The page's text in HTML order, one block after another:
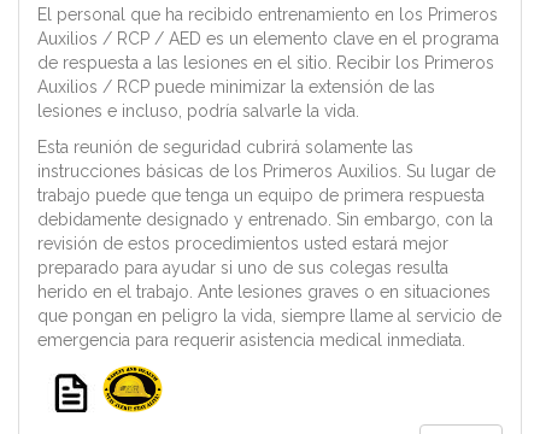
El personal que ha recibido entrenamiento en los Primeros
Auxilios / RCP / AED es un elemento clave en el programa
de respuesta a las lesiones en el sitio. Recibir los Primeros
Auxilios / RCP puede minimizar la extensión de las
lesiones e incluso, podría salvarle la vida.
Esta reunión de seguridad cubrirá solamente las
instrucciones básicas de los Primeros Auxilios. Su lugar de
trabajo puede que tenga un equipo de primera respuesta
debidamente designado y entrenado. Sin embargo, con la
revisión de estos procedimientos usted estará mejor
preparado para ayudar si uno de sus colegas resulta
herido en el trabajo. Ante lesiones graves o en situaciones
que pongan en peligro la vida, siempre llame al servicio de
emergencia para requerir asistencia medical inmediata.